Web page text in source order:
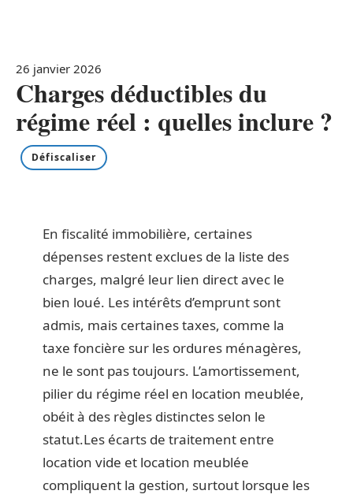
26 janvier 2026
Charges déductibles du
régime réel : quelles inclure ?
Défiscaliser
En fiscalité immobilière, certaines
dépenses restent exclues de la liste des
charges, malgré leur lien direct avec le
bien loué. Les intérêts d’emprunt sont
admis, mais certaines taxes, comme la
taxe foncière sur les ordures ménagères,
ne le sont pas toujours. L’amortissement,
pilier du régime réel en location meublée,
obéit à des règles distinctes selon le
statut.Les écarts de traitement entre
location vide et location meublée
compliquent la gestion, surtout lorsque les